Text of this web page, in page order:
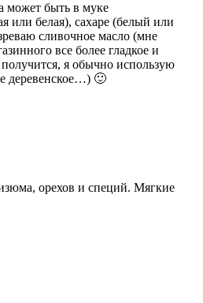
быть в муке
или белая), сахаре (белый или
сливочное масло (мне
все более гладкое и
я обычно использую
деревенское…) 🙂
орехов и специй. Мягкие